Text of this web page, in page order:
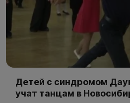
Детей с синдромом
учат танцам в